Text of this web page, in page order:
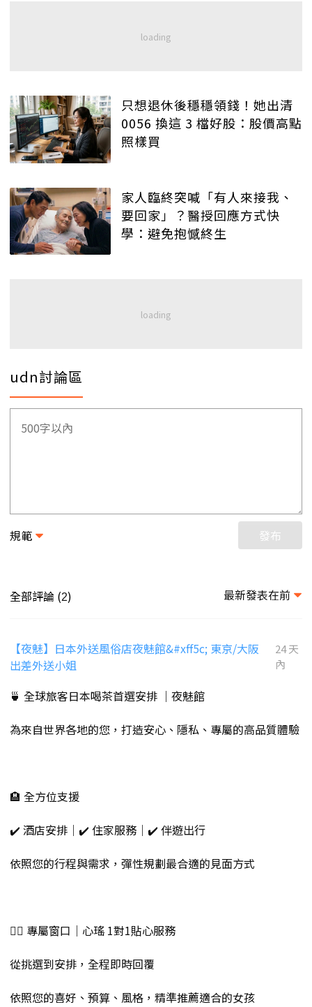
只想退休後穩穩領錢！她出清
0056 換這 3 檔好股：股價高點
照樣買
家人臨終突喊「有人來接我、
要回家」？醫授回應方式快
學：避免抱憾終生
udn討論區
規範 發布
全部評論 (2) 最新發表在前
【夜魅】日本外送風俗店夜魅館&#xff5c; 東京/大阪
出差外送小姐
24 天
內
🍵 全球旅客日本喝茶首選安排 ｜夜魅館
為來自世界各地的您，打造安心、隱私、專屬的高品質體驗
🏨 全方位支援
✔️ 酒店安排｜✔️ 住家服務｜✔️ 伴遊出行
依照您的行程與需求，彈性規劃最合適的見面方式
💁‍♀️ 專屬窗口｜心瑤 1對1貼心服務
從挑選到安排，全程即時回覆
依照您的喜好、預算、風格，精準推薦適合的女孩